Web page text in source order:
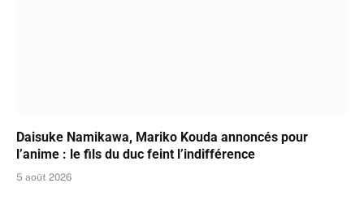
Daisuke Namikawa, Mariko Kouda annoncés pour
l’anime : le fils du duc feint l’indifférence
5 août 2026